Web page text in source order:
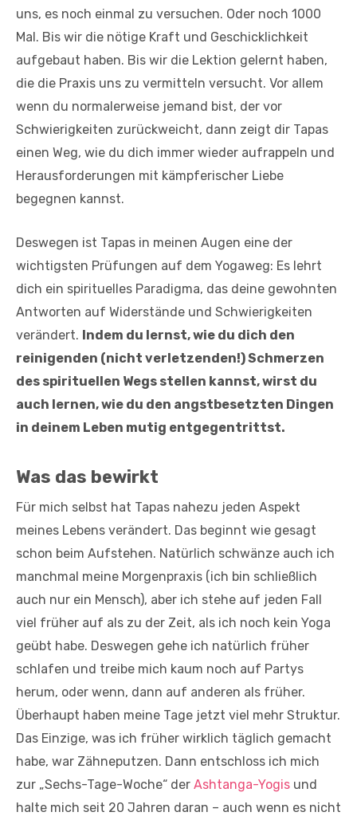
uns, es noch einmal zu versuchen. Oder noch 1000
Mal. Bis wir die nötige Kraft und Geschicklichkeit
aufgebaut haben. Bis wir die Lektion gelernt haben,
die die Praxis uns zu vermitteln versucht. Vor allem
wenn du normalerweise jemand bist, der vor
Schwierigkeiten zurückweicht, dann zeigt dir Tapas
einen Weg, wie du dich immer wieder aufrappeln und
Herausforderungen mit kämpferischer Liebe
begegnen kannst.
Deswegen ist Tapas in meinen Augen eine der
wichtigsten Prüfungen auf dem Yogaweg: Es lehrt
dich ein spirituelles Paradigma, das deine gewohnten
Antworten auf Widerstände und Schwierigkeiten
verändert. Indem du lernst, wie du dich den
reinigenden (nicht verletzenden!) Schmerzen
des spirituellen Wegs stellen kannst, wirst du
auch lernen, wie du den angstbesetzten Dingen
in deinem Leben mutig entgegentrittst.
Was das bewirkt
Für mich selbst hat Tapas nahezu jeden Aspekt
meines Lebens verändert. Das beginnt wie gesagt
schon beim Aufstehen. Natürlich schwänze auch ich
manchmal meine Morgenpraxis (ich bin schließlich
auch nur ein Mensch), aber ich stehe auf jeden Fall
viel früher auf als zu der Zeit, als ich noch kein Yoga
geübt habe. Deswegen gehe ich natürlich früher
schlafen und treibe mich kaum noch auf Partys
herum, oder wenn, dann auf anderen als früher.
Überhaupt haben meine Tage jetzt viel mehr Struktur.
Das Einzige, was ich früher wirklich täglich gemacht
habe, war Zähneputzen. Dann entschloss ich mich
zur „Sechs-Tage-Woche“ der Ashtanga-Yogis und
halte mich seit 20 Jahren daran – auch wenn es nicht